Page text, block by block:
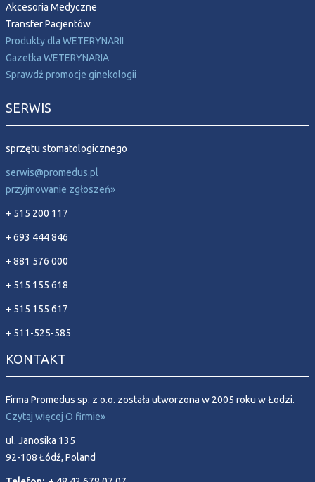
Akcesoria Medyczne
Transfer Pacjentów
Produkty dla WETERYNARII
Gazetka WETERYNARIA
Sprawdź promocje ginekologii
SERWIS
sprzętu stomatologicznego
serwis@promedus.pl
przyjmowanie zgłoszeń»
+ 515 200 117
+ 693 444 846
+ 881 576 000
+ 515 155 618
+ 515 155 617
+ 511-525-585
KONTAKT
Firma Promedus sp. z o.o. została utworzona w 2005 roku w Łodzi.
Czytaj więcej O firmie»
ul. Janosika 135
92-108 Łódź, Poland